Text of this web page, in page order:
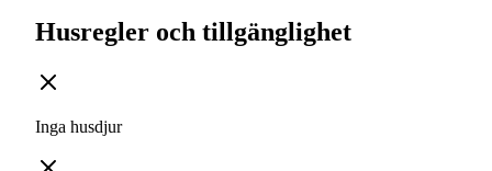
Husregler och tillgänglighet
Inga husdjur